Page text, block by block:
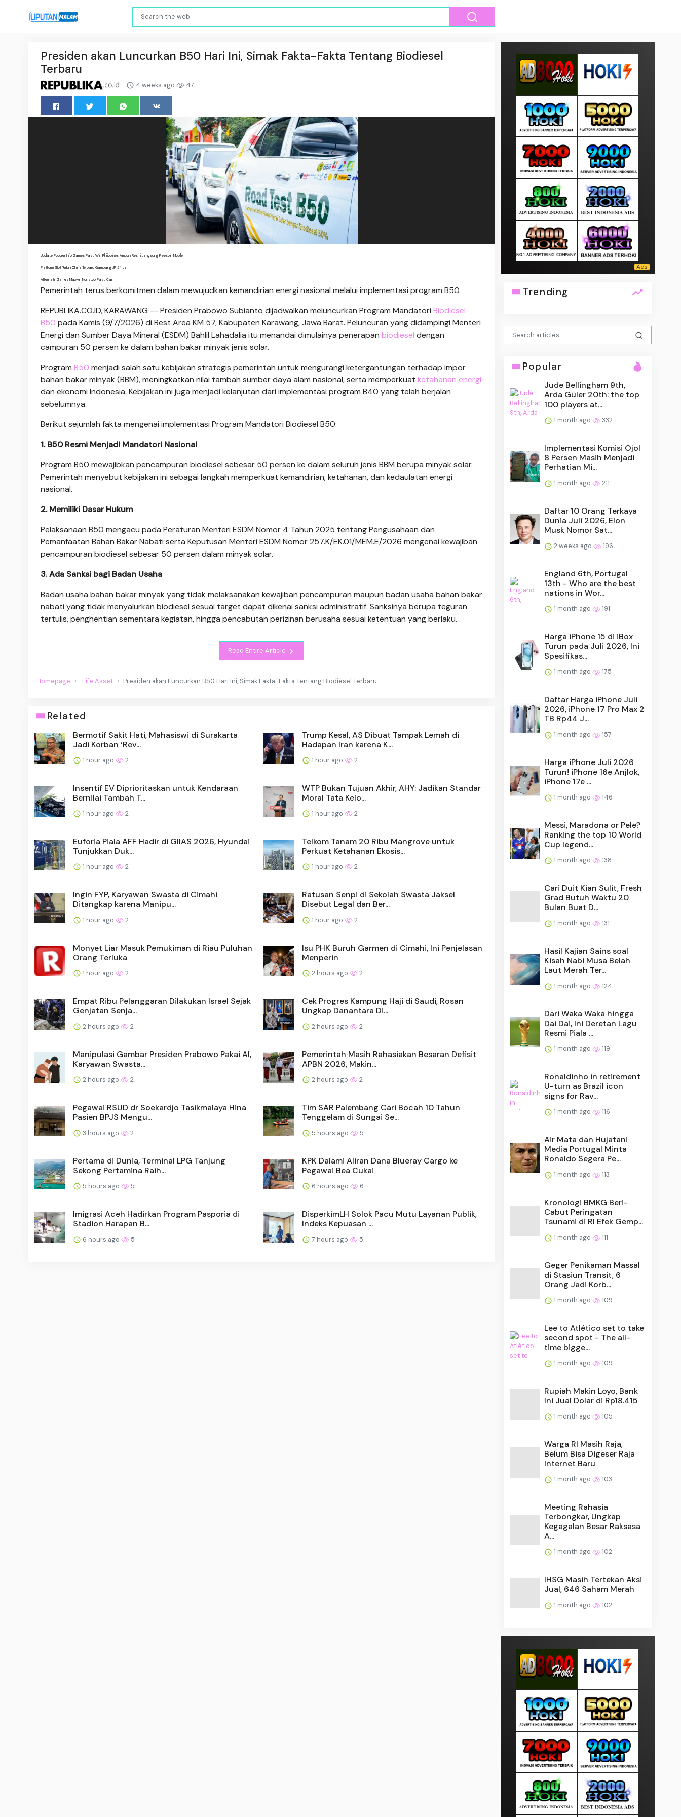
Presiden akan Luncurkan B50 Hari Ini, Simak Fakta-Fakta Tentang Biodiesel
Terbaru
4 weeks ago 47
Update Populer Info Games Pasti Win Philippines Ampuh Resmi Langsung Freespin Mobile
Platform Slot Terkini China Terbaru Gampang JP 24 Jam
Alternatif Games Maxwin Nonstop Pasti Cair
Pemerintah terus berkomitmen dalam mewujudkan kemandirian energi nasional melalui implementasi program B50.
REPUBLIKA.CO.ID, KARAWANG -- Presiden Prabowo Subianto dijadwalkan meluncurkan Program Mandatori Biodiesel
B50 pada Kamis (9/7/2026) di Rest Area KM 57, Kabupaten Karawang, Jawa Barat. Peluncuran yang didampingi Menteri
Energi dan Sumber Daya Mineral (ESDM) Bahlil Lahadalia itu menandai dimulainya penerapan biodiesel dengan
campuran 50 persen ke dalam bahan bakar minyak jenis solar.
Program B50 menjadi salah satu kebijakan strategis pemerintah untuk mengurangi ketergantungan terhadap impor
bahan bakar minyak (BBM), meningkatkan nilai tambah sumber daya alam nasional, serta memperkuat ketahanan energi
dan ekonomi Indonesia. Kebijakan ini juga menjadi kelanjutan dari implementasi program B40 yang telah berjalan
sebelumnya.
Berikut sejumlah fakta mengenai implementasi Program Mandatori Biodiesel B50:
1. B50 Resmi Menjadi Mandatori Nasional
Program B50 mewajibkan pencampuran biodiesel sebesar 50 persen ke dalam seluruh jenis BBM berupa minyak solar.
Pemerintah menyebut kebijakan ini sebagai langkah memperkuat kemandirian, ketahanan, dan kedaulatan energi
nasional.
2. Memiliki Dasar Hukum
Pelaksanaan B50 mengacu pada Peraturan Menteri ESDM Nomor 4 Tahun 2025 tentang Pengusahaan dan
Pemanfaatan Bahan Bakar Nabati serta Keputusan Menteri ESDM Nomor 257.K/EK.01/MEM.E/2026 mengenai kewajiban
pencampuran biodiesel sebesar 50 persen dalam minyak solar.
3. Ada Sanksi bagi Badan Usaha
Badan usaha bahan bakar minyak yang tidak melaksanakan kewajiban pencampuran maupun badan usaha bahan bakar
nabati yang tidak menyalurkan biodiesel sesuai target dapat dikenai sanksi administratif. Sanksinya berupa teguran
tertulis, penghentian sementara kegiatan, hingga pencabutan perizinan berusaha sesuai ketentuan yang berlaku.
Read Entire Article
Homepage Life Asset Presiden akan Luncurkan B50 Hari Ini, Simak Fakta-Fakta Tentang Biodiesel Terbaru
Related
Bermotif Sakit Hati, Mahasiswi di Surakarta
Jadi Korban ‘Rev...
1 hour ago 2
Trump Kesal, AS Dibuat Tampak Lemah di
Hadapan Iran karena K...
1 hour ago 2
Insentif EV Diprioritaskan untuk Kendaraan
Bernilai Tambah T...
1 hour ago 2
WTP Bukan Tujuan Akhir, AHY: Jadikan Standar
Moral Tata Kelo...
1 hour ago 2
Euforia Piala AFF Hadir di GIIAS 2026, Hyundai
Tunjukkan Duk...
1 hour ago 2
Telkom Tanam 20 Ribu Mangrove untuk
Perkuat Ketahanan Ekosis...
1 hour ago 2
Ingin FYP, Karyawan Swasta di Cimahi
Ditangkap karena Manipu...
1 hour ago 2
Ratusan Senpi di Sekolah Swasta Jaksel
Disebut Legal dan Ber...
1 hour ago 2
Monyet Liar Masuk Pemukiman di Riau Puluhan
Orang Terluka
1 hour ago 2
Isu PHK Buruh Garmen di Cimahi, Ini Penjelasan
Menperin
2 hours ago 2
Empat Ribu Pelanggaran Dilakukan Israel Sejak
Genjatan Senja...
2 hours ago 2
Cek Progres Kampung Haji di Saudi, Rosan
Ungkap Danantara Di...
2 hours ago 2
Manipulasi Gambar Presiden Prabowo Pakai AI,
Karyawan Swasta...
2 hours ago 2
Pemerintah Masih Rahasiakan Besaran Defisit
APBN 2026, Makin...
2 hours ago 2
Pegawai RSUD dr Soekardjo Tasikmalaya Hina
Pasien BPJS Mengu...
3 hours ago 2
Tim SAR Palembang Cari Bocah 10 Tahun
Tenggelam di Sungai Se...
5 hours ago 5
Pertama di Dunia, Terminal LPG Tanjung
Sekong Pertamina Raih...
5 hours ago 5
KPK Dalami Aliran Dana Blueray Cargo ke
Pegawai Bea Cukai
6 hours ago 6
Imigrasi Aceh Hadirkan Program Pasporia di
Stadion Harapan B...
6 hours ago 5
DisperkimLH Solok Pacu Mutu Layanan Publik,
Indeks Kepuasan ...
7 hours ago 5
Trending
Popular
Jude Bellingham 9th,
Arda Güler 20th: the top
100 players at...
1 month ago 332
Implementasi Komisi Ojol
8 Persen Masih Menjadi
Perhatian Mi...
1 month ago 211
Daftar 10 Orang Terkaya
Dunia Juli 2026, Elon
Musk Nomor Sat...
2 weeks ago 196
England 6th, Portugal
13th - Who are the best
nations in Wor...
1 month ago 191
Harga iPhone 15 di iBox
Turun pada Juli 2026, Ini
Spesifikas...
1 month ago 175
Daftar Harga iPhone Juli
2026, iPhone 17 Pro Max 2
TB Rp44 J...
1 month ago 157
Harga iPhone Juli 2026
Turun! iPhone 16e Anjlok,
iPhone 17e ...
1 month ago 146
Messi, Maradona or Pele?
Ranking the top 10 World
Cup legend...
1 month ago 138
Cari Duit Kian Sulit, Fresh
Grad Butuh Waktu 20
Bulan Buat D...
1 month ago 131
Hasil Kajian Sains soal
Kisah Nabi Musa Belah
Laut Merah Ter...
1 month ago 124
Dari Waka Waka hingga
Dai Dai, Ini Deretan Lagu
Resmi Piala ...
1 month ago 119
Ronaldinho in retirement
U-turn as Brazil icon
signs for Rav...
1 month ago 116
Air Mata dan Hujatan!
Media Portugal Minta
Ronaldo Segera Pe...
1 month ago 113
Kronologi BMKG Beri-
Cabut Peringatan
Tsunami di RI Efek Gemp...
1 month ago 111
Geger Penikaman Massal
di Stasiun Transit, 6
Orang Jadi Korb...
1 month ago 109
Lee to Atlético set to take
second spot - The all-
time bigge...
1 month ago 109
Rupiah Makin Loyo, Bank
Ini Jual Dolar di Rp18.415
1 month ago 105
Warga RI Masih Raja,
Belum Bisa Digeser Raja
Internet Baru
1 month ago 103
Meeting Rahasia
Terbongkar, Ungkap
Kegagalan Besar Raksasa
A...
1 month ago 102
IHSG Masih Tertekan Aksi
Jual, 646 Saham Merah
1 month ago 102